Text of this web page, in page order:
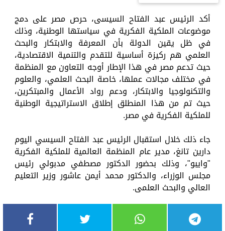
أكد الرئيس عبد الفتاح السيسى، حرص مصر على دمج
موضوعات الملكية الفكرية في سياستها الوطنية، وذلك
في ظل يقين الدولة بأن المعرفة والابتكار والبحث
العلمي هم ركيزة أساسية للتقدم والتنمية الاقتصادية،
حيث تدعم مصر في هذا الإطار أوجه التعاون مع المنظمة
في مختلف مجالات عملها، خاصة البحث العلمي، والعلوم
والتكنولوجيا والابتكار، ودعم رواد الأعمال والمبتكرين،
حيث تم من هذا المنطلق إطلاق الاستراتيجية الوطنية
للملكية الفكرية في مصر.
جاء ذلك خلال استقبال الرئيس عبد الفتاح السيسي اليوم
دارين تانغ، مدير عام المنظمة العالمية للملكية الفكرية
"وايبو"، وذلك بحضور الدكتور مصطفي مدبولي رئيس
مجلس الوزراء، والدكتور محمد أيمن عاشور وزير التعليم
العالي والبحث العلمى.